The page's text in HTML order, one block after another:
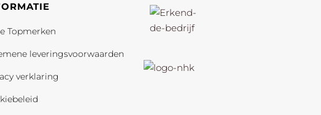
Topmerken
leveringsvoorwaarden
verklaring